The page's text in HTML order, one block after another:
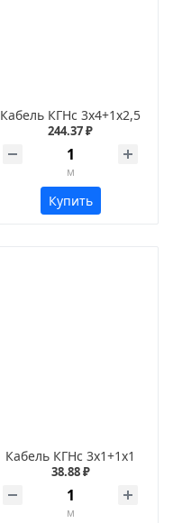
Кабель КГНс 3х4+1х2,5
244.37 ₽
м
Купить
Кабель КГНс 3х1+1х1
38.88 ₽
м